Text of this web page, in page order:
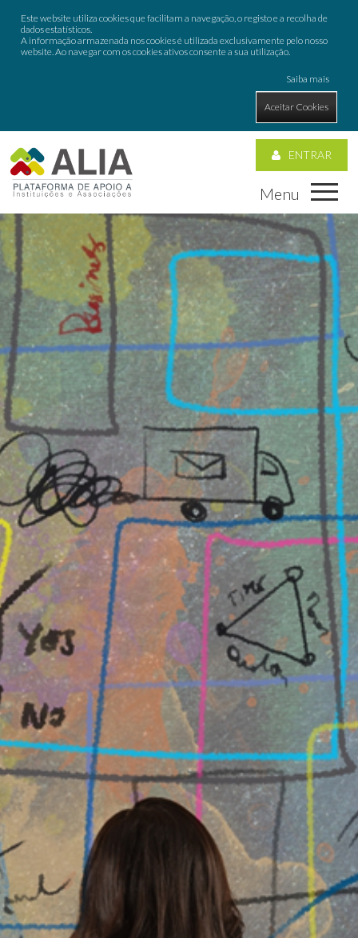
Este website utiliza cookies que facilitam a navegação, o registo e a recolha de
dados estatísticos.
A informação armazenada nos cookies é utilizada exclusivamente pelo nosso
website. Ao navegar com os cookies ativos consente a sua utilização.
Saiba mais
Aceitar Cookies
ENTRAR
Menu